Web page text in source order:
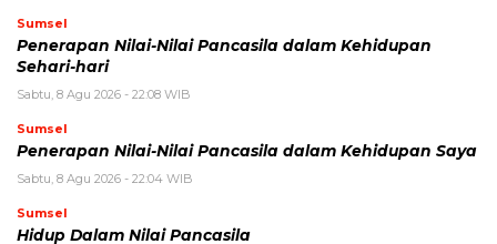
Sumsel
Penerapan Nilai-Nilai Pancasila dalam Kehidupan
Sehari-hari
Sabtu, 8 Agu 2026 - 22:08 WIB
Sumsel
Penerapan Nilai-Nilai Pancasila dalam Kehidupan Saya
Sabtu, 8 Agu 2026 - 22:04 WIB
Sumsel
Hidup Dalam Nilai Pancasila